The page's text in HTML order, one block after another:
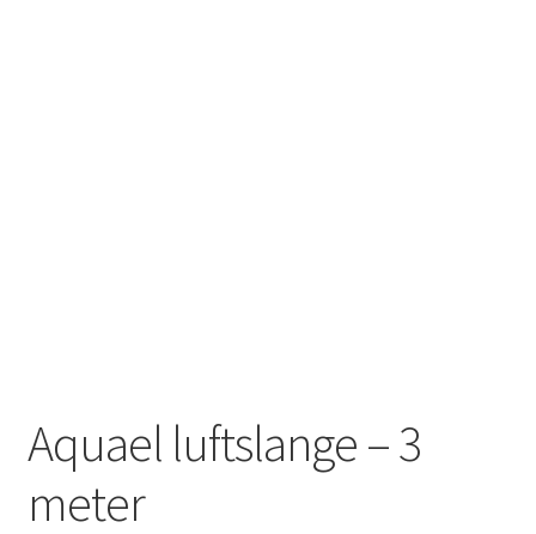
Aquael luftslange – 3
meter